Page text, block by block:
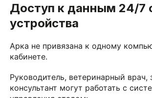
Доступ к данным 24/7
устройства
Арка не привязана к одному
кабинете.
Руководитель, ветеринарный врач,
консультант могут работать с